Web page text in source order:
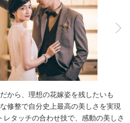
豊富な色打掛・着物
から、理想の花嫁姿を残したいも
修整で自分史上最高の美しさを実現
タッチの合わせ技で、感動の美しさ